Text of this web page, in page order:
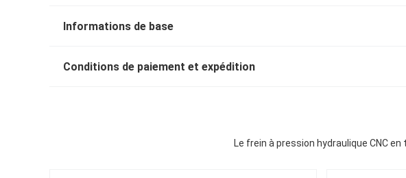
Informations de base
Conditions de paiement et expédition
Le frein à pression hydraulique CNC